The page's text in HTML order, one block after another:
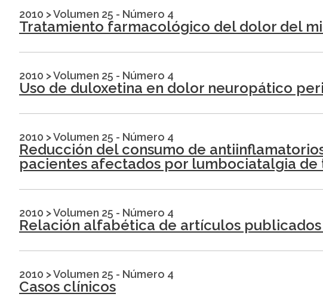
2010 >Volumen 25 - Número 4
Tratamiento farmacológico del dolor del
2010 >Volumen 25 - Número 4
Uso de duloxetina en dolor neuropático
2010 >Volumen 25 - Número 4
Reducción del consumo de
pacientes afectados por lumbociatalgia
2010 >Volumen 25 - Número 4
Relación alfabética de artículos
2010 >Volumen 25 - Número 4
Casos clínicos